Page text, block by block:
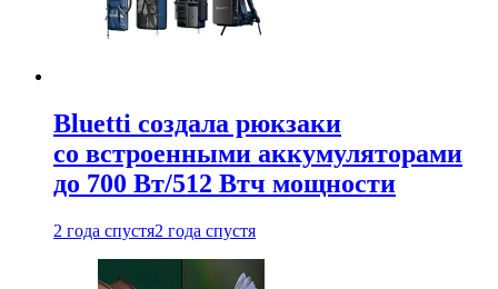
Bluetti создала рюкзаки
со встроенными аккумуляторами
до 700 Вт/512 Втч мощности
2 года спустя2 года спустя